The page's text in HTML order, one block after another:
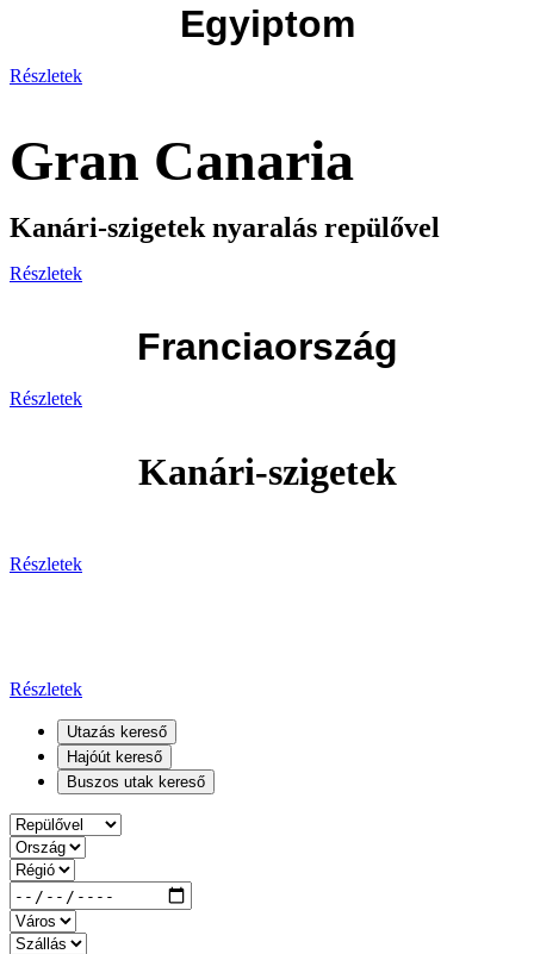
Egyiptom
Részletek
Gran Canaria
Kanári-szigetek nyaralás repülővel
Részletek
Franciaország
Részletek
Kanári-szigetek
Részletek
Részletek
Utazás kereső
Hajóút kereső
Buszos utak kereső